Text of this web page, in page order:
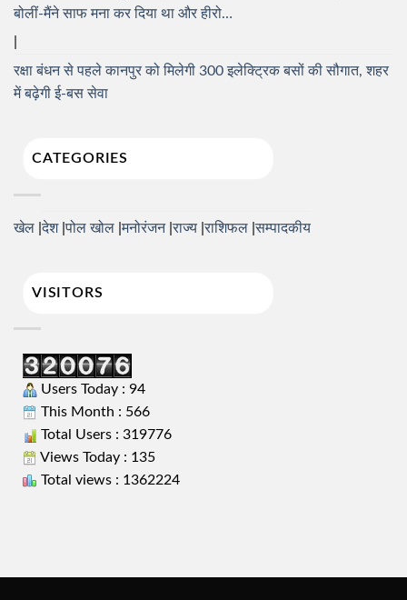
बोलीं-मैंने साफ मना कर दिया था और हीरो…
रक्षा बंधन से पहले कानपुर को मिलेगी 300 इलेक्ट्रिक बसों की सौगात, शहर
में बढ़ेगी ई-बस सेवा
CATEGORIES
खेल देश पोल खोल मनोरंजन राज्य राशिफल सम्पादकीय
VISITORS
Users Today : 94
This Month : 566
Total Users : 319776
Views Today : 135
Total views : 1362224